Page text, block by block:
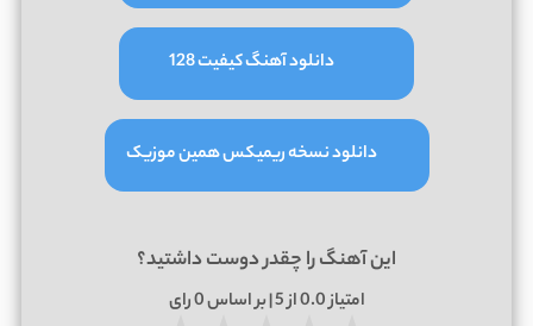
دانلود آهنگ کیفیت 128
دانلود نسخه ریمیکس همین موزیک
این آهنگ را چقدر دوست داشتید؟
امتیاز0.0از 5 | بر اساس 0رای